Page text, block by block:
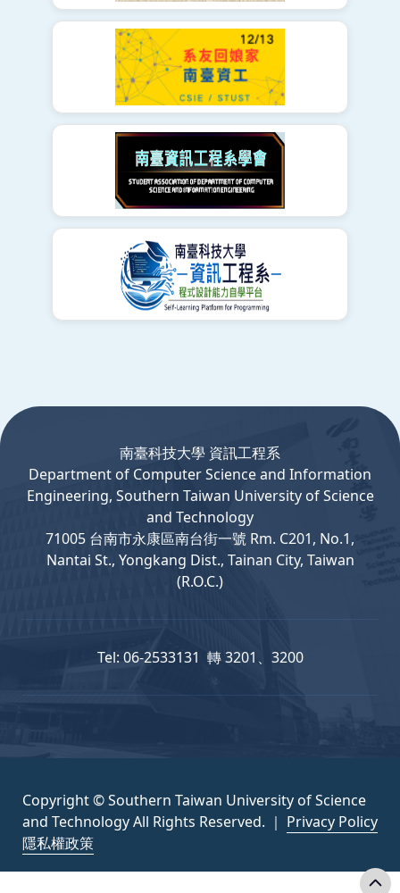
南臺科技大學 資訊工程系
Departmentof ComputerScience and Information
Engineering, Southern Taiwan University of Science
and Technology
71005 台南市永康區南台街一號 Rm. C201, No.1,
Nantai St., Yongkang Dist., Tainan City, Taiwan
(R.O.C.)
Tel: 06-2533131 轉 3201、3200
Copyright © Southern Taiwan University of Science
and Technology All Rights Reserved. ｜ Privacy Policy
隱私權政策